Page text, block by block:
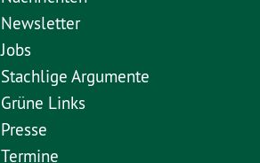
Newsletter
Jobs
Stachlige Argumente
Grüne Links
Presse
Termine